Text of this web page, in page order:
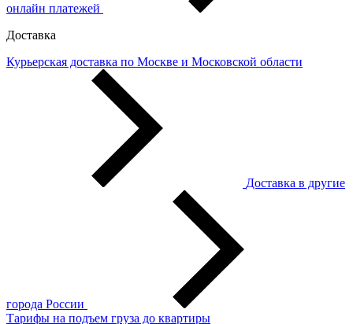
онлайн платежей
Доставка
Курьерская доставка по Москве и Московской области
Доставка в другие
города России
Тарифы на подъем груза до квартиры